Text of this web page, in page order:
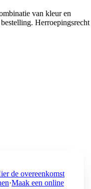
van kleur en
Herroepingsrecht
de overeenkomst
·Maak een online